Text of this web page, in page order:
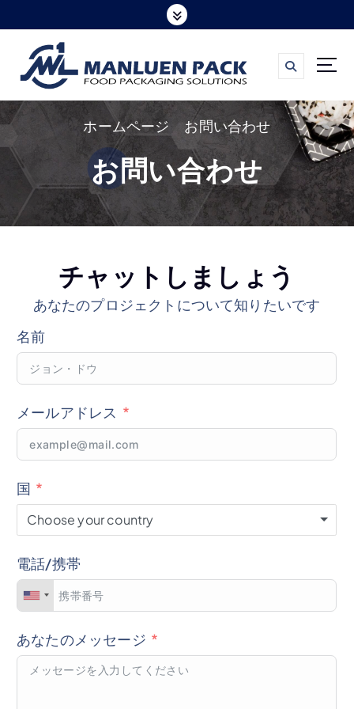
ン
ツ
へ
ス
プ
ホームページ お問い合わせ
お問い合わせ
チャットしましょう
あなたのプロジェクトについて知りたいです
名前
メールアドレス
国
Choose your country
電話/携帯
あなたのメッセージ